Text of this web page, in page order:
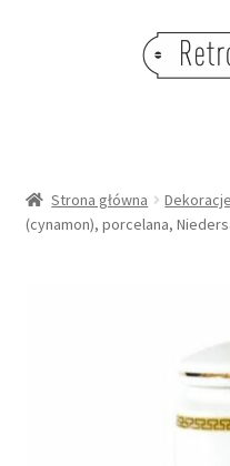
OBRAZY
Strona główna Dekoracje
(cynamon), porcelana,